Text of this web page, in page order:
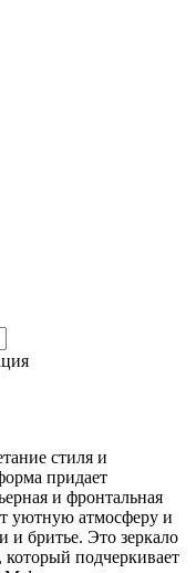
стиля и
придает
и фронтальная
уютную атмосферу и
бритье. Это зеркало
подчеркивает